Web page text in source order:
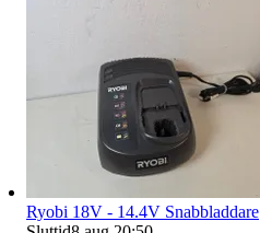
Ryobi 18V - 14.4V Snabbladdare